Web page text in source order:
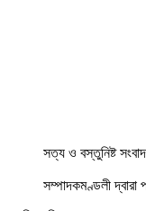
সত্য ও বস্তুনিষ্ট সংবাদ
সম্পাদকমণ্ডলী দ্বারা